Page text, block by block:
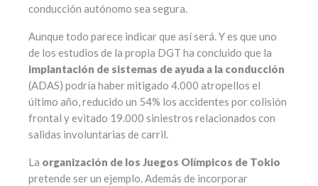
conducción autónomo sea segura.
Aunque todo parece indicar que así será. Y es que uno
de los estudios de la propia DGT ha concluido que la
implantación de sistemas de ayuda a la conducción
(ADAS) podría haber mitigado 4.000 atropellos el
último año, reducido un 54% los accidentes por colisión
frontal y evitado 19.000 siniestros relacionados con
salidas involuntarias de carril.
La organización de los Juegos Olímpicos de Tokio
pretende ser un ejemplo. Además de incorporar